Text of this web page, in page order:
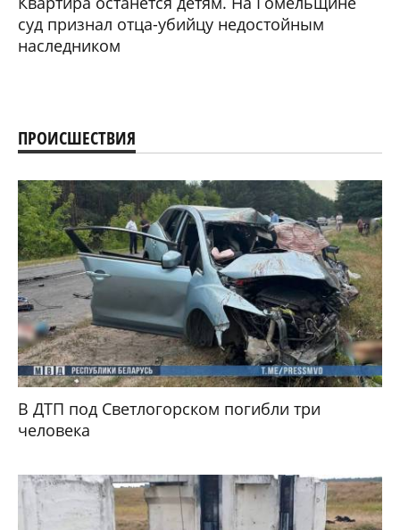
суд признал отца-убийцу недостойным
наследником
ПРОИСШЕСТВИЯ
В ДТП под Светлогорском погибли три
человека